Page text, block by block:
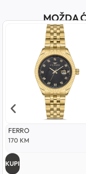
MOŽDA
FERRO
170 KM
KUPI